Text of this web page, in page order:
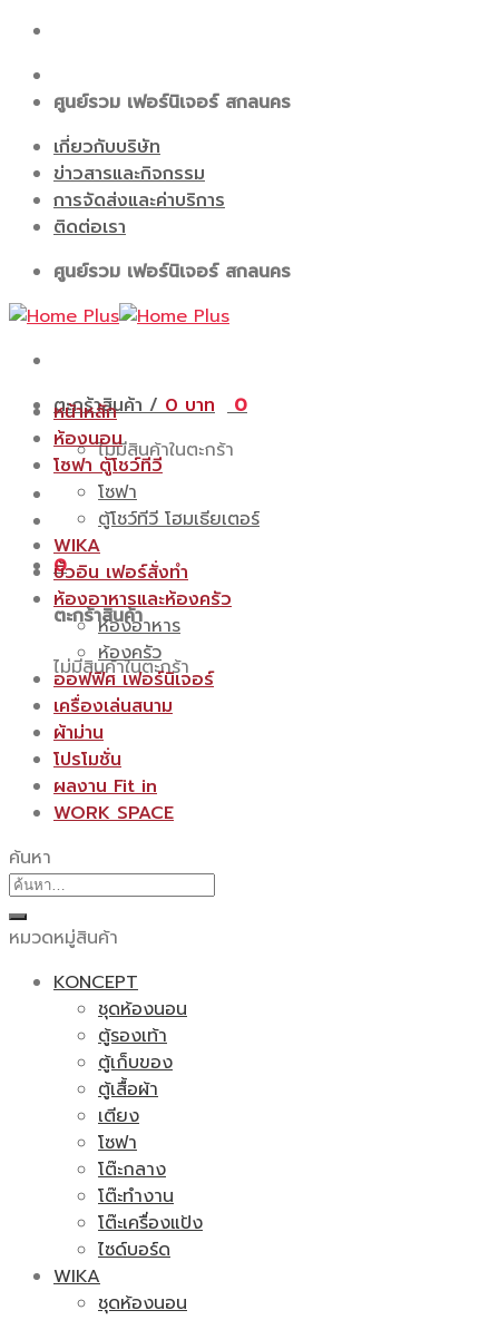
Skip
content
ศูนย์รวม เฟอร์นิเจอร์ สกลนคร
เกี่ยวกับบริษัท
ข่าวสารและกิจกรรม
การจัดส่งและค่าบริการ
ติดต่อเรา
ศูนย์รวม เฟอร์นิเจอร์ สกลนคร
ตะกร้าสินค้า /0
0
ไม่มีสินค้าในตะกร้า
0
ตะกร้าสินค้า
ไม่มีสินค้าในตะกร้า
หน้าหลัก
ห้องนอน
โซฟา ตู้โชว์ทีวี
โซฟา
ตู้โชว์ทีวี โฮมเธียเตอร์
WIKA
บิ้วอิน เฟอร์สั่งทำ
ห้องอาหารและห้องครัว
ห้องอาหาร
ห้องครัว
ออฟฟิศ เฟอร์นิเจอร์
เครื่องเล่นสนาม
ผ้าม่าน
โปรโมชั่น
ผลงาน Fit in
WORK SPACE
ค้นหา
ค้นหา:
หมวดหมู่สินค้า
KONCEPT
ชุดห้องนอน
ตู้รองเท้า
ตู้เก็บของ
ตู้เสื้อผ้า
เตียง
โซฟา
โต๊ะกลาง
โต๊ะทำงาน
โต๊ะเครื่องแป้ง
ไซด์บอร์ด
WIKA
ชุดห้องนอน